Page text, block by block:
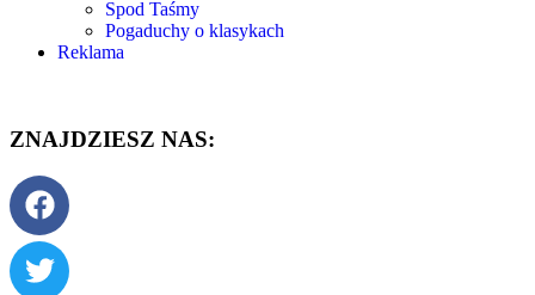
Spod Taśmy
Pogaduchy o klasykach
Reklama
ZNAJDZIESZ NAS: